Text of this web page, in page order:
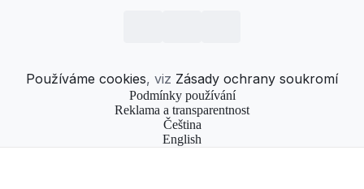
Používáme cookies, viz Zásady ochrany soukromí
Podmínky používání
Reklama a transparentnost
Čeština
English